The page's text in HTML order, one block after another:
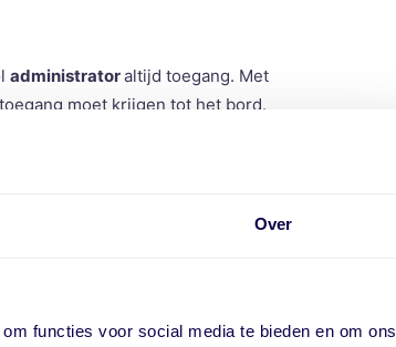
Over
functies voor social media te bieden en om ons
administratoraltijd toegang. Met
moet krijgen tot het bord.